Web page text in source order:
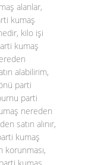
alanlar,
kumaş
kilo işi
kumaş
alabilirim,
parti
parti
nereden
satın alınır,
kumaş
korunması,